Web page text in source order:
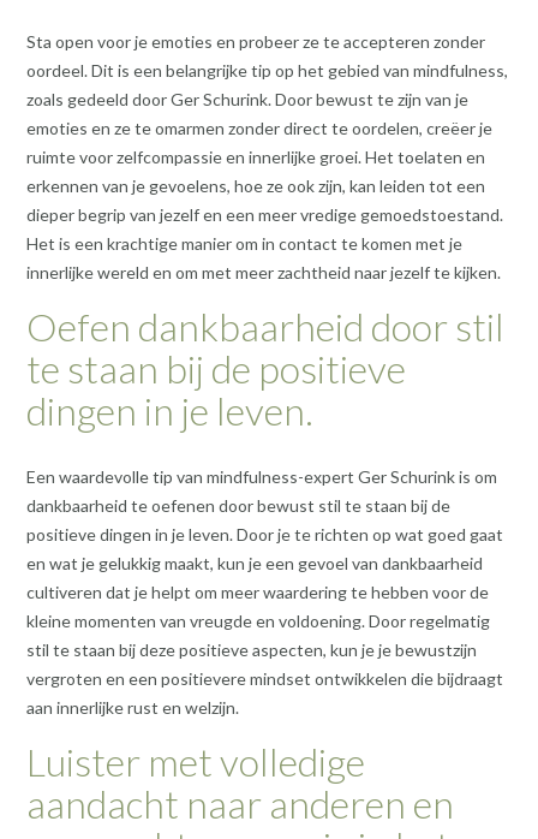
Sta open voor je emoties en probeer ze te accepteren zonder
oordeel. Dit is een belangrijke tip op het gebied van mindfulness,
zoals gedeeld door Ger Schurink. Door bewust te zijn van je
emoties en ze te omarmen zonder direct te oordelen, creëer je
ruimte voor zelfcompassie en innerlijke groei. Het toelaten en
erkennen van je gevoelens, hoe ze ook zijn, kan leiden tot een
dieper begrip van jezelf en een meer vredige gemoedstoestand.
Het is een krachtige manier om in contact te komen met je
innerlijke wereld en om met meer zachtheid naar jezelf te kijken.
Oefen dankbaarheid door stil
te staan bij de positieve
dingen in je leven.
Een waardevolle tip van mindfulness-expert Ger Schurink is om
dankbaarheid te oefenen door bewust stil te staan bij de
positieve dingen in je leven. Door je te richten op wat goed gaat
en wat je gelukkig maakt, kun je een gevoel van dankbaarheid
cultiveren dat je helpt om meer waardering te hebben voor de
kleine momenten van vreugde en voldoening. Door regelmatig
stil te staan bij deze positieve aspecten, kun je je bewustzijn
vergroten en een positievere mindset ontwikkelen die bijdraagt
aan innerlijke rust en welzijn.
Luister met volledige
aandacht naar anderen en